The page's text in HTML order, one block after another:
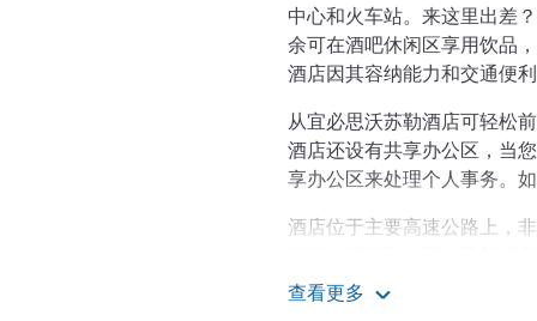
中心和火车站。来这里出差
余可在酒吧休闲区享用饮品
酒店因其容纳能力和交通便
从宜必思沃苏勒酒店可轻松
酒店还设有共享办公区，当
享办公区来处理个人事务。
酒店位于主要高速公路上，
部的路途上。
查看更多